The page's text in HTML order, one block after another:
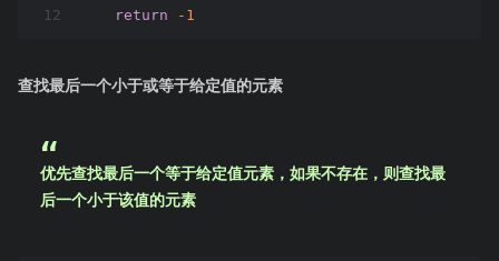
12
return
-1
查找最后一个小于或等于给定值的元素
优先查找最后一个等于给定值元素，如果不存在，则查找最
后一个小于该值的元素